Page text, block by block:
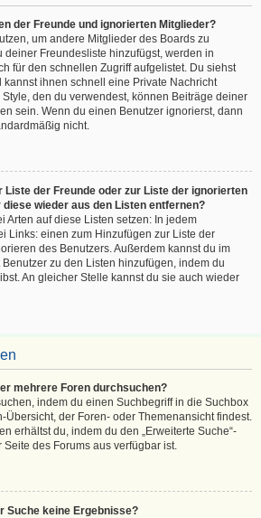
der Freunde und ignorierten Mitglieder?
um andere Mitglieder des Boards zu
deiner Freundesliste hinzufügst, werden in
für den schnellen Zugriff aufgelistet. Du siehst
ihnen schnell eine Private Nachricht
den du verwendest, können Beiträge deiner
sein. Wenn du einen Benutzer ignorierst, dann
nicht.
Liste der Freunde oder zur Liste der ignorierten
diese wieder aus den Listen entfernen?
Arten auf diese Listen setzen: In jedem
Links: einen zum Hinzufügen zur Liste der
des Benutzers. Außerdem kannst du im
zu den Listen hinzufügen, indem du
An gleicher Stelle kannst du sie auch wieder
mehrere Foren durchsuchen?
indem du einen Suchbegriff in die Suchbox
Übersicht, der Foren- oder Themenansicht findest.
erhältst du, indem du den „Erweiterte Suche“-
des Forums aus verfügbar ist.
Suche keine Ergebnisse?